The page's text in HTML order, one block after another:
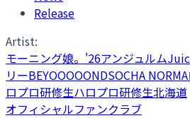
Release
Artist:
モーニング娘。'26アンジュルム
リーBEYOOOOONDSOCHA NORMA
ロプロ研修生ハロプロ研修生北海道
オフィシャルファンクラブ